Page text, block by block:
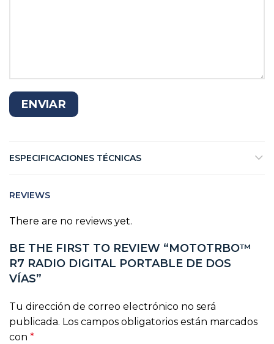
ESPECIFICACIONES TÉCNICAS
REVIEWS
There are no reviews yet.
BE THE FIRST TO REVIEW “MOTOTRBO™
R7 RADIO DIGITAL PORTABLE DE DOS
VÍAS”
Tu dirección de correo electrónico no será
publicada. Los campos obligatorios están marcados
con *